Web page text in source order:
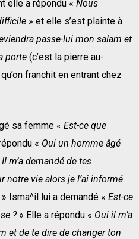
elle a répondu « Nous
» et elle s’est plainte à
passe-lui mon salam et
porte (c’est la pierre au-
franchit en entrant chez
sa femme « Est-ce que
« Oui un homme âgé
Il m’a demandé de tes
notre vie alors je l’ai informé
» Isma^il lui a demandé « Est-ce
?» Elle a répondu « Oui il m’a
et de te dire de changer ton